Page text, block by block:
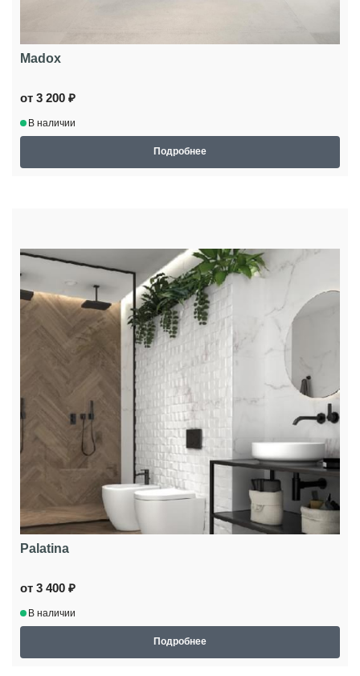
Madox
от 3 200 ₽
В наличии
Подробнее
Palatina
от 3 400 ₽
В наличии
Подробнее